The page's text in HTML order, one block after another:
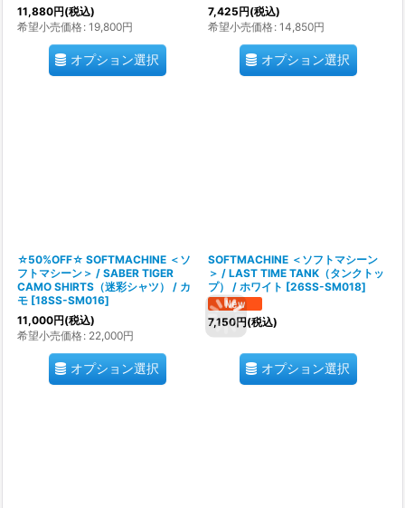
11,880円(税込)
希望小売価格: 19,800円
オプション選択
7,425円(税込)
希望小売価格: 14,850円
オプション選択
☆50%OFF☆ SOFTMACHINE ＜ソ
フトマシーン＞ / SABER TIGER
CAMO SHIRTS（迷彩シャツ） / カ
モ [18SS-SM016]
11,000円(税込)
希望小売価格: 22,000円
オプション選択
SOFTMACHINE ＜ソフトマシーン
＞ / LAST TIME TANK（タンクトッ
プ） / ホワイト [26SS-SM018]
7,150円(税込)
オプション選択